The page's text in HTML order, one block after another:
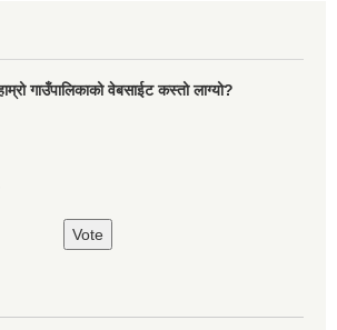
गाउँपालिकाको वेबसाईट कस्तो लाग्यो?